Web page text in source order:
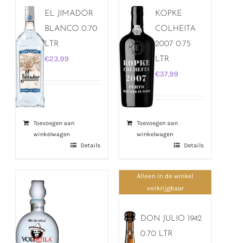
EL JIMADOR
BLANCO 0.70
LTR
€23,99
Toevoegen aan
winkelwagen
Details
KOPKE
COLHEITA
2007 0.75
LTR
€37,99
Toevoegen aan
winkelwagen
Details
Alleen in de winkel
verkrijgbaar
DON JULIO 1942
0.70 LTR